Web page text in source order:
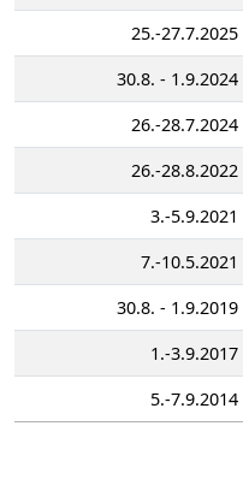
25.-27.7.2025
30.8. - 1.9.2024
26.-28.7.2024
26.-28.8.2022
3.-5.9.2021
7.-10.5.2021
30.8. - 1.9.2019
1.-3.9.2017
5.-7.9.2014